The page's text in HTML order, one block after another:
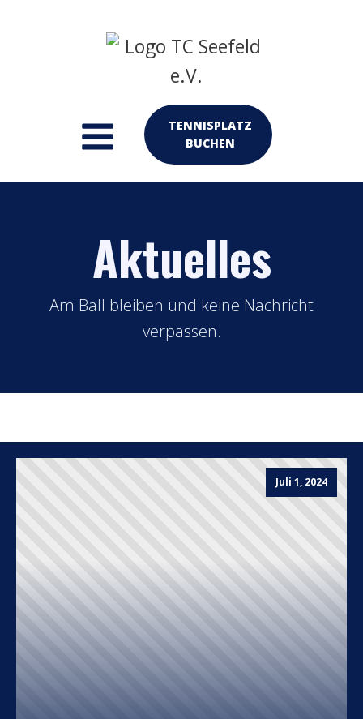
TENNISPLATZ
BUCHEN
Aktuelles
Am Ball bleiben und keine Nachricht
verpassen.
Juli 1, 2024